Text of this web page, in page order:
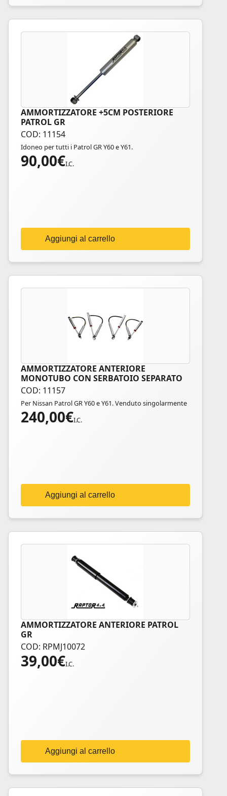
AMMORTIZZATORE +5CM POSTERIORE
PATROL GR
COD: 11154
Idoneo per tutti i Patrol GR Y60 e Y61.
90,00€I.C.
Aggiungi al carrello
AMMORTIZZATORE ANTERIORE
MONOTUBO CON SERBATOIO SEPARATO
NISSAN
COD: 11157
Per Nissan Patrol GR Y60 e Y61. Venduto singolarmente
240,00€I.C.
Aggiungi al carrello
AMMORTIZZATORE ANTERIORE PATROL
GR
COD: RPMJ10072
39,00€I.C.
Aggiungi al carrello